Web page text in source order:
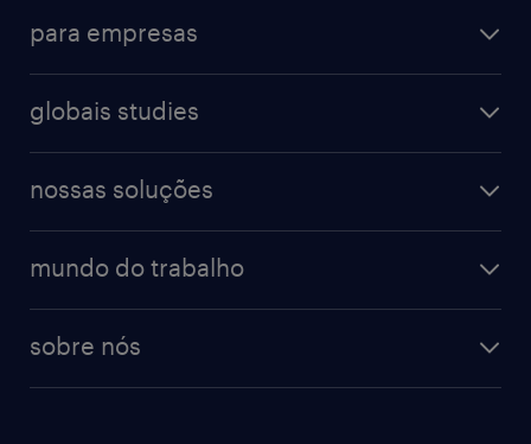
para empresas
globais studies
nossas soluções
mundo do trabalho
sobre nós